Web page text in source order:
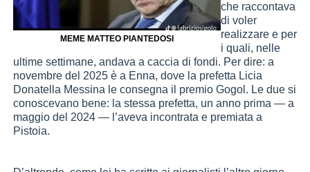
MEME MATTEO PIANTEDOSI
che raccontava
di voler
realizzare e per
i quali, nelle
ultime settimane, andava a caccia di fondi. Per dire: a
novembre del 2025 è a Enna, dove la prefetta Licia
Donatella Messina le consegna il premio Gogol. Le due si
conoscevano bene: la stessa prefetta, un anno prima — a
maggio del 2024 — l’aveva incontrata e premiata a
Pistoia.